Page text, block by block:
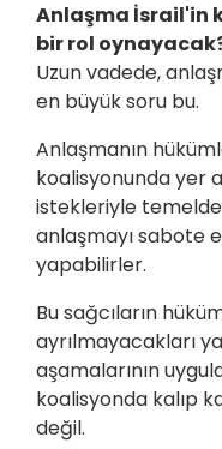
Anlaşma İsrail'in
bir rol
Uzun vadede,
en büyük soru bu.
Anlaşmanın
koalisyonunda yer
istekleriyle
anlaşmayı sabote
yapabilirler.
Bu sağcıların
ayrılmayacakları
aşamalarının
koalisyonda kalıp
değil.